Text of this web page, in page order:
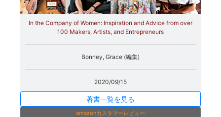
In the Company of Women: Inspiration and Advice from over
100 Makers, Artists, and Entrepreneurs
Bonney, Grace (編集)
2020/09/15
著書一覧を見る
amazonカスタマーレビュー